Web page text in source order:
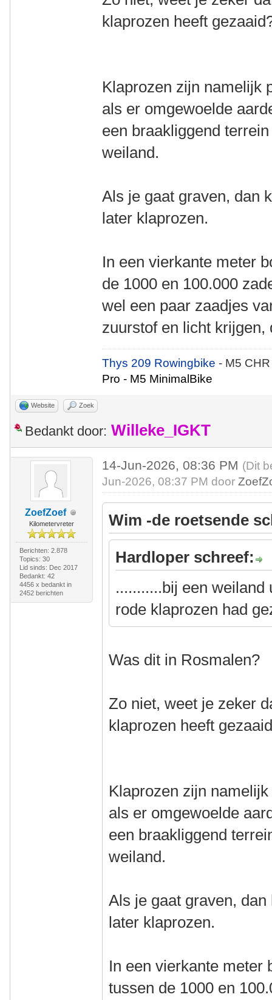
klaprozen heeft
Klaprozen zijn namelijk
als er omgewoelde
een braakliggend
weiland.
Als je gaat graven, dan
later klaprozen.
In een vierkante meter
de 1000 en 100.000
wel een paar zaadjes
zuurstof en licht krijgen,
Thys 209 Rowingbike- M5
Pro - M5 MinimalBike
Website Zoek
Bedankt door: Willeke_IGKT
ZoefZoef
Kilometervreter
Berichten: 2.878
Topics: 30
Lid sinds: Dec 2017
Bedankt: 42
4456 x bedankt in
2452 berichten
14-Jun-2026, 08:36 PM (Dit
Jun-2026, 08:37 PM door
Wim -de roetsende
Hardloper schreef:
...........bij een
rode klaprozen had
Was dit in Rosmalen?
Zo niet, weet je zeker
klaprozen heeft
Klaprozen zijn
als er omgewoelde
een braakliggend
weiland.
Als je gaat graven,
later klaprozen.
In een vierkante meter
tussen de 1000 en